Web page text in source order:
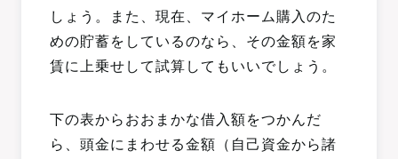
しょう。また、現在、マイホーム購入のた
めの貯蓄をしているのなら、その金額を家
賃に上乗せして試算してもいいでしょう。
下の表からおおまかな借入額をつかんだ
ら、頭金にまわせる金額（自己資金から諸